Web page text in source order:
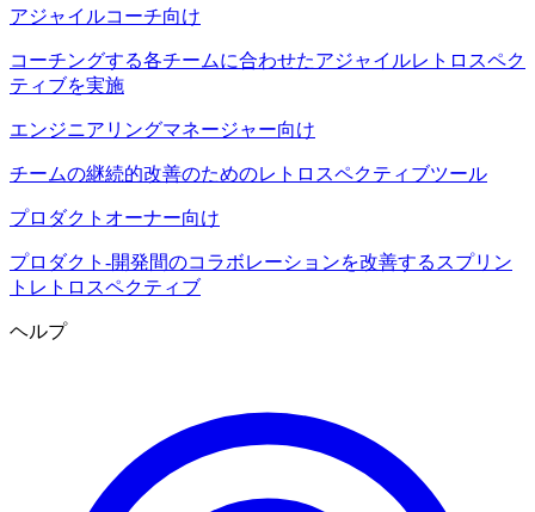
アジャイルコーチ向け
コーチングする各チームに合わせたアジャイルレトロスペク
ティブを実施
エンジニアリングマネージャー向け
チームの継続的改善のためのレトロスペクティブツール
プロダクトオーナー向け
プロダクト-開発間のコラボレーションを改善するスプリン
トレトロスペクティブ
ヘルプ